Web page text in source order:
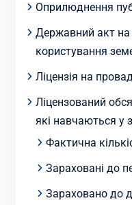
Оприлюднення
Державний акт на
користування
Ліцензія на
Ліцензований
які навчаються у
Фактична
Зараховані до
Зараховано до